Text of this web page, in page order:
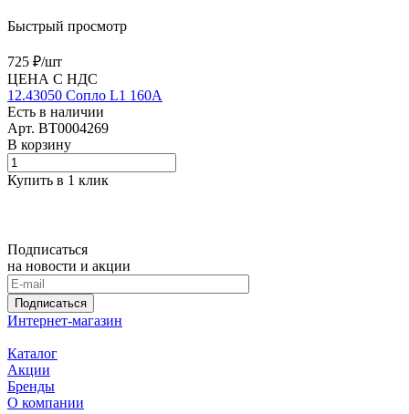
Быстрый просмотр
725 ₽/шт
ЦЕНА С НДС
12.43050 Сопло L1 160A
Есть в наличии
Арт. BT0004269
В корзину
Купить в 1 клик
Подписаться
на новости и акции
Подписаться
Интернет-магазин
Каталог
Акции
Бренды
О компании